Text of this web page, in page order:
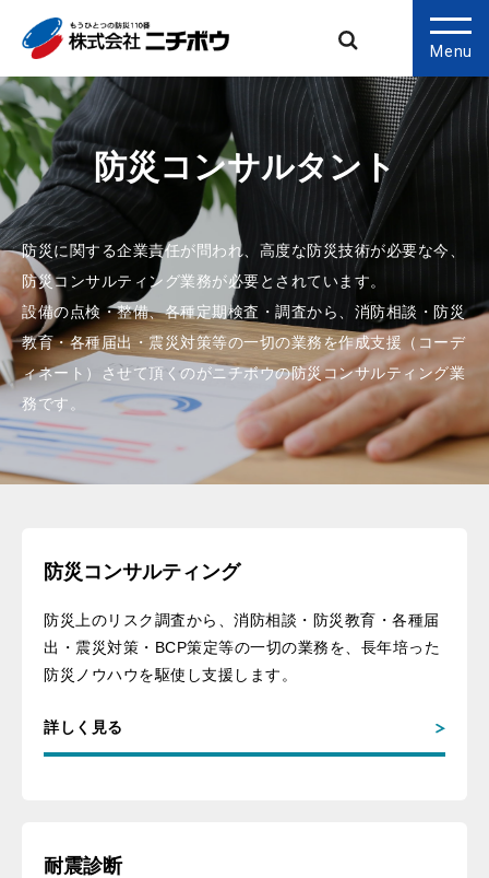
Menu
防災コンサルタント
防災に関する企業責任が問われ、高度な防災技術が必要な今、
防災コンサルティング業務が必要とされています。
設備の点検・整備、各種定期検査・調査から、消防相談・防災
教育・各種届出・震災対策等の一切の業務を作成支援（コーデ
ィネート）させて頂くのがニチボウの防災コンサルティング業
務です。
防災コンサルティング
防災上のリスク調査から、消防相談・防災教育・各種届
出・震災対策・BCP策定等の一切の業務を、長年培った
防災ノウハウを駆使し支援します。
詳しく見る
耐震診断